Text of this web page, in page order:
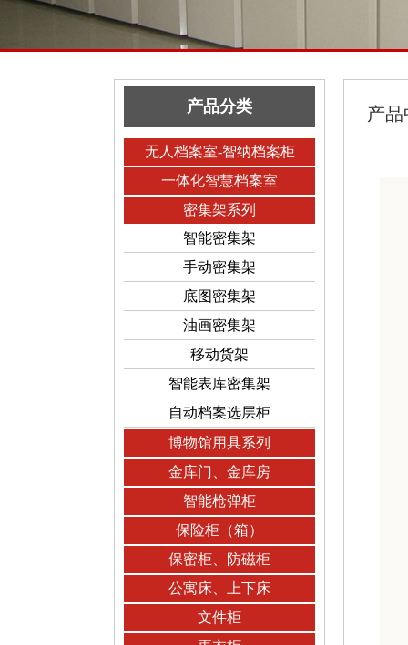
产品分类
无人档案室-智纳档案柜
一体化智慧档案室
密集架系列
智能密集架
手动密集架
底图密集架
油画密集架
移动货架
智能表库密集架
自动档案选层柜
博物馆用具系列
金库门、金库房
智能枪弹柜
保险柜（箱）
保密柜、防磁柜
公寓床、上下床
文件柜
产品